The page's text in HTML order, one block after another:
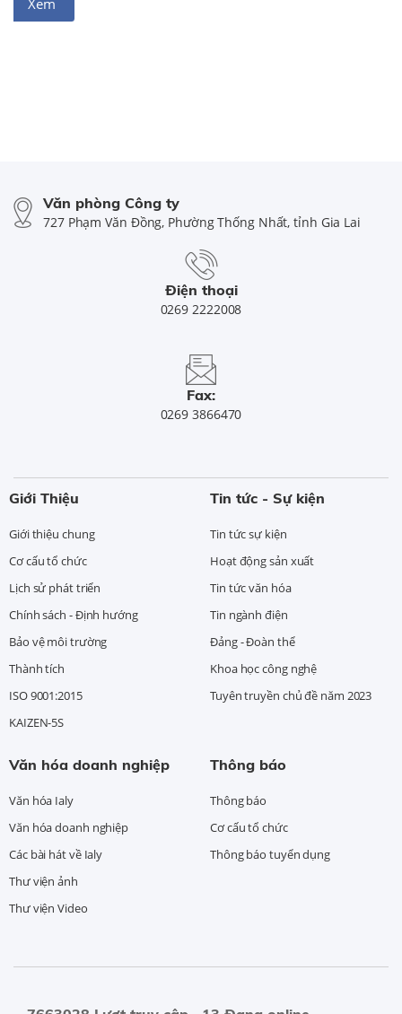
Văn phòng Công ty
727 Phạm Văn Đồng, Phường Thống Nhất, tỉnh Gia Lai
Điện thoại
0269 2222008
Fax:
0269 3866470
Giới Thiệu
Giới thiệu chung
Cơ cấu tổ chức
Lịch sử phát triển
Chính sách - Định hướng
Bảo vệ môi trường
Thành tích
ISO 9001:2015
KAIZEN-5S
Tin tức - Sự kiện
Tin tức sự kiện
Hoạt động sản xuất
Tin tức văn hóa
Tin ngành điện
Đảng - Đoàn thể
Khoa học công nghệ
Tuyên truyền chủ đề năm 2023
Văn hóa doanh nghiệp
Văn hóa Ialy
Văn hóa doanh nghiệp
Các bài hát về Ialy
Thư viện ảnh
Thư viện Video
Thông báo
Thông báo
Cơ cấu tổ chức
Thông báo tuyển dụng